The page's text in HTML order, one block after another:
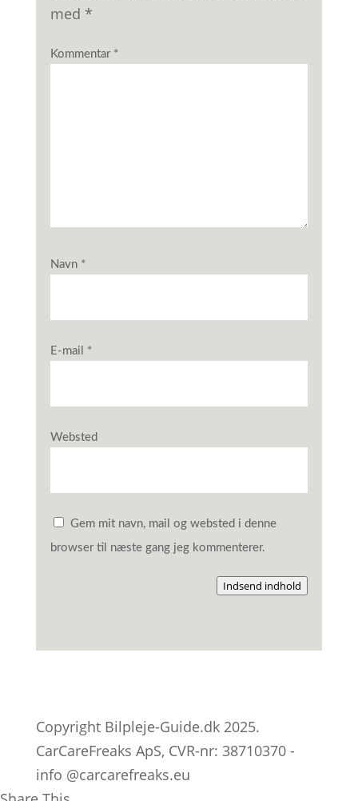
med *
Kommentar *
Navn *
E-mail *
Websted
Gem mit navn, mail og websted i denne
browser til næste gang jeg kommenterer.
Indsend indhold
Copyright Bilpleje-Guide.dk 2025.
CarCareFreaks ApS, CVR-nr: 38710370 -
info @carcarefreaks.eu